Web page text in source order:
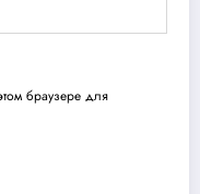
браузере для